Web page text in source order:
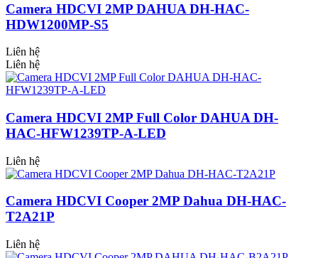
Camera HDCVI 2MP DAHUA DH-HAC-
HDW1200MP-S5
Liên hệ
Liên hệ
Camera HDCVI 2MP Full Color DAHUA DH-
HAC-HFW1239TP-A-LED
Liên hệ
Camera HDCVI Cooper 2MP Dahua DH-HAC-
T2A21P
Liên hệ